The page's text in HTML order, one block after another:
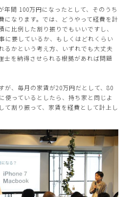
年間 100万円になったとして、そのうち
になります。では、どうやって経費を計
に比例した割り振りでもいいですし、
に要しているか、もしくはどれくらい
るかという考え方、いずれでも大丈夫
士を納得させられる根拠があれば問題
が、毎月の家賃が20万円だとして、80
使っているとしたら、持ち家と同じよ
て割り振って、家賃を経費として計上し